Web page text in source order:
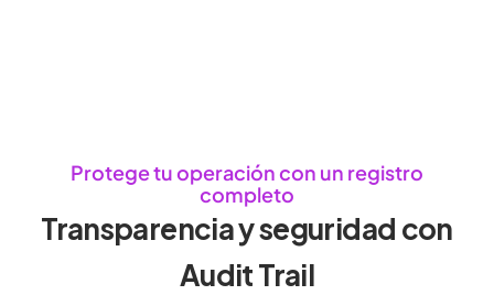
Protege tu operación con un registro
completo
Transparencia y seguridad con
Audit Trail